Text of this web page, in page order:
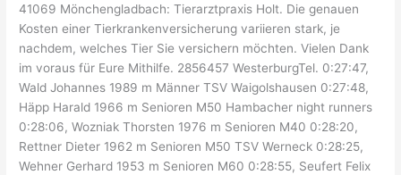
41069 Mönchengladbach: Tierarztpraxis Holt. Die genauen
Kosten einer Tierkranken­versicherung variieren stark, je
nachdem, welches Tier Sie versichern möchten. Vielen Dank
im voraus für Eure Mithilfe. 2856457 WesterburgTel. 0:27:47,
Wald Johannes 1989 m Männer TSV Waigolshausen 0:27:48,
Häpp Harald 1966 m Senioren M50 Hambacher night runners
0:28:06, Wozniak Thorsten 1976 m Senioren M40 0:28:20,
Rettner Dieter 1962 m Senioren M50 TSV Werneck 0:28:25,
Wehner Gerhard 1953 m Senioren M60 0:28:55, Seufert Felix